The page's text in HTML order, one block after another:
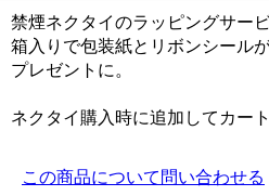
禁煙ネクタイのラッピングサー
箱入りで包装紙とリボンシール
プレゼントに。
ネクタイ購入時に追加してカー
この商品について問い合わせる